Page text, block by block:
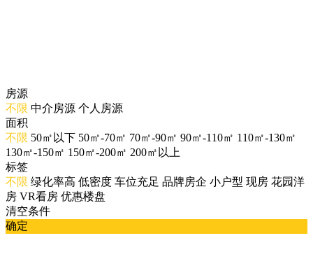
房源
不限 中介房源 个人房源
面积
不限 50㎡以下 50㎡-70㎡ 70㎡-90㎡ 90㎡-110㎡ 110㎡-130㎡
130㎡-150㎡ 150㎡-200㎡ 200㎡以上
标签
不限 绿化率高 低密度 车位充足 品牌房企 小户型 现房 花园洋
房 VR看房 优惠楼盘
清空条件
确定